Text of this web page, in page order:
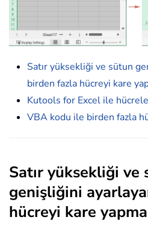
Satır yüksekliği ve sütun
birden fazla hücreyi kare
Kutools for Excel ile
VBA kodu ile birden fazla
Satır yüksekliği ve
genişliğini
hücreyi kare yapma